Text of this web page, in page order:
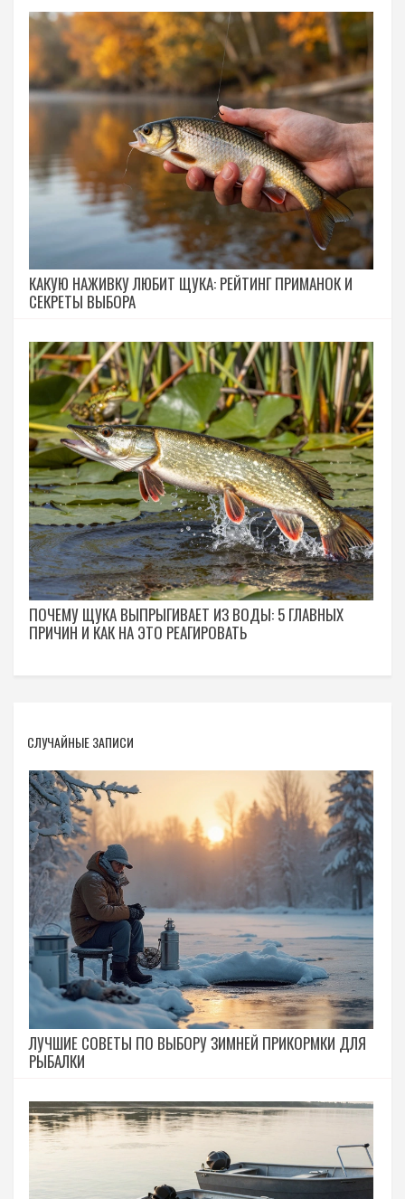
КАКУЮ НАЖИВКУ ЛЮБИТ ЩУКА: РЕЙТИНГ ПРИМАНОК И
СЕКРЕТЫ ВЫБОРА
ПОЧЕМУ ЩУКА ВЫПРЫГИВАЕТ ИЗ ВОДЫ: 5 ГЛАВНЫХ
ПРИЧИН И КАК НА ЭТО РЕАГИРОВАТЬ
СЛУЧАЙНЫЕ ЗАПИСИ
ЛУЧШИЕ СОВЕТЫ ПО ВЫБОРУ ЗИМНЕЙ ПРИКОРМКИ ДЛЯ
РЫБАЛКИ